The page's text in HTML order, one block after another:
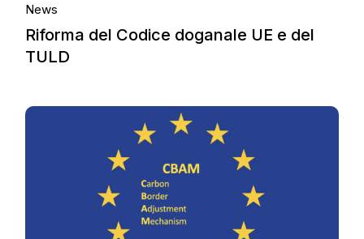
News
Riforma del Codice doganale UE e del
TULD